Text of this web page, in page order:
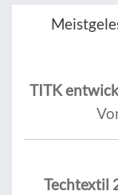
TITK
Techtextil